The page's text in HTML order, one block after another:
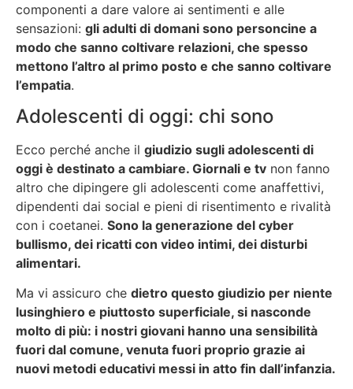
componenti a dare valore ai sentimenti e alle
sensazioni: gli adulti di domani sono personcine a
modo che sanno coltivare relazioni, che spesso
mettono l’altro al primo posto e che sanno coltivare
l’empatia.
Adolescenti di oggi: chi sono
Ecco perché anche il giudizio sugli adolescenti di
oggi è destinato a cambiare. Giornali e tv non fanno
altro che dipingere gli adolescenti come anaffettivi,
dipendenti dai social e pieni di risentimento e rivalità
con i coetanei. Sono la generazione del cyber
bullismo, dei ricatti con video intimi, dei disturbi
alimentari.
Ma vi assicuro che dietro questo giudizio per niente
lusinghiero e piuttosto superficiale, si nasconde
molto di più: i nostri giovani hanno una sensibilità
fuori dal comune, venuta fuori proprio grazie ai
nuovi metodi educativi messi in atto fin dall’infanzia.